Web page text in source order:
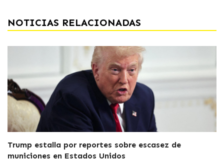
NOTICIAS RELACIONADAS
Trump estalla por reportes sobre escasez de
municiones en Estados Unidos